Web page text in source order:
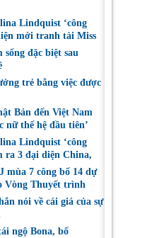
Lindquist ‘công
mới tranh tài Miss
đặc biệt sau
trẻ bằng việc được
Bản đến Việt Nam
nữ thế hệ đầu tiên’
Lindquist ‘công
ra 3 đại diện China,
mùa 7 công bố 14 dự
Vòng Thuyết trình
nói về cái giá của sự
ngộ Bona, bố